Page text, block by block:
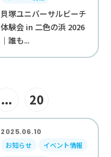
貝塚ユニバーサルビーチ
体験会 in 二色の浜 2026
｜誰も...
... 20
2025.06.10
お知らせ
イベント情報